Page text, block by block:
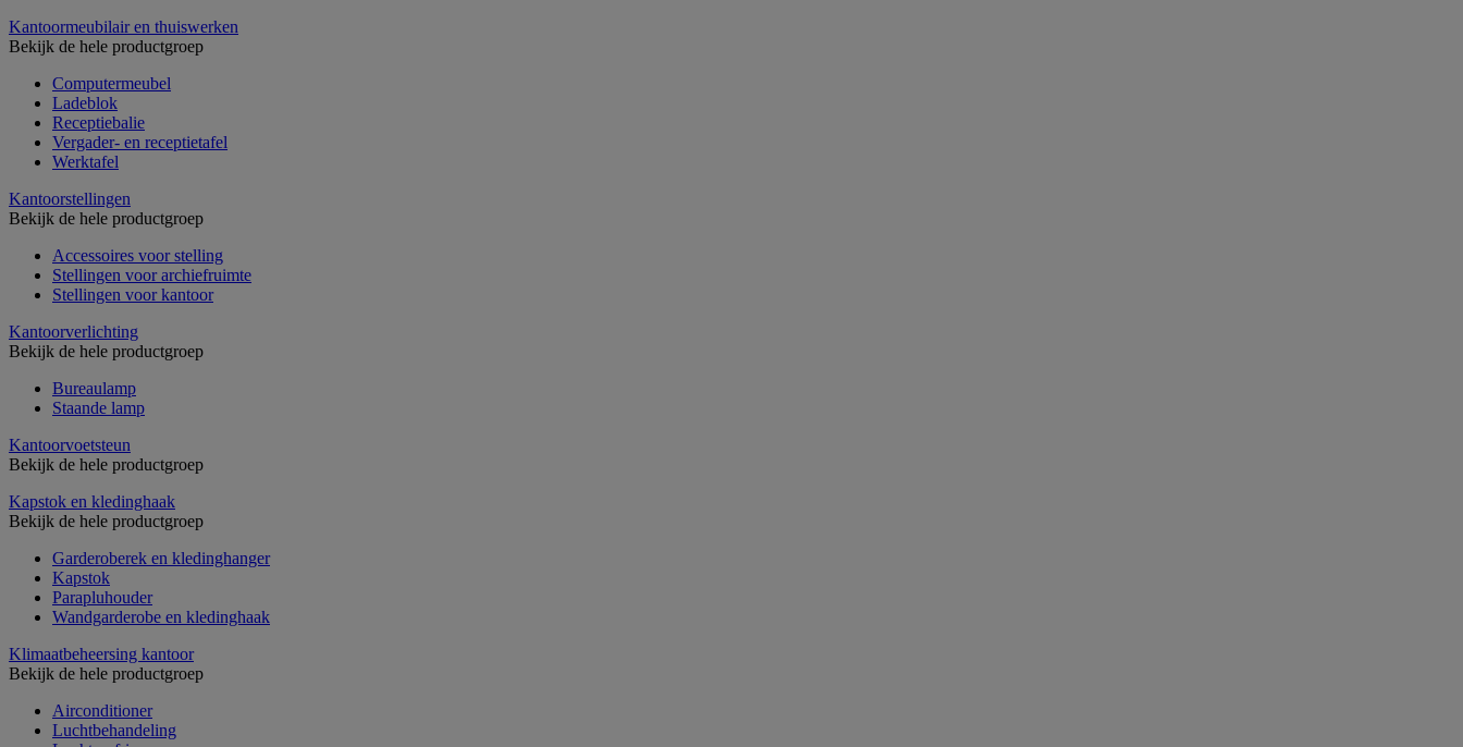
Kantoormeubilair en thuiswerken
Bekijk de hele productgroep
Computermeubel
Ladeblok
Receptiebalie
Vergader- en receptietafel
Werktafel
Kantoorstellingen
Bekijk de hele productgroep
Accessoires voor stelling
Stellingen voor archiefruimte
Stellingen voor kantoor
Kantoorverlichting
Bekijk de hele productgroep
Bureaulamp
Staande lamp
Kantoorvoetsteun
Bekijk de hele productgroep
Kapstok en kledinghaak
Bekijk de hele productgroep
Garderoberek en kledinghanger
Kapstok
Parapluhouder
Wandgarderobe en kledinghaak
Klimaatbeheersing kantoor
Bekijk de hele productgroep
Airconditioner
Luchtbehandeling